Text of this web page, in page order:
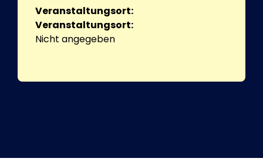
Veranstaltungsort:
Veranstaltungsort:
Nicht angegeben